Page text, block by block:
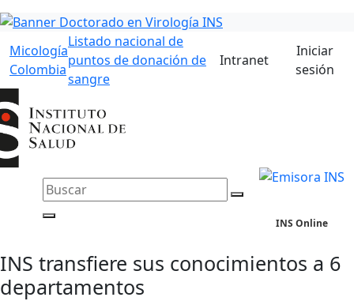
Micología
Colombia
Listado nacional de
puntos de donación de
sangre
Intranet
Iniciar
sesión
INS Online
INS transfiere sus conocimientos a 6
departamentos